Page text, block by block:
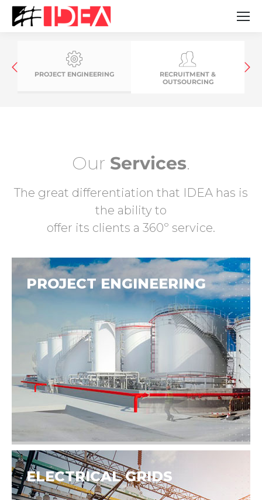
PROJECT ENGINEERING
RECRUITMENT &
OUTSOURCING
Our Services.
The great differentiation that IDEA has is
the ability to
offer its clients a 360º service.
PROJECT ENGINEERING
ELECTRICAL GRIDS